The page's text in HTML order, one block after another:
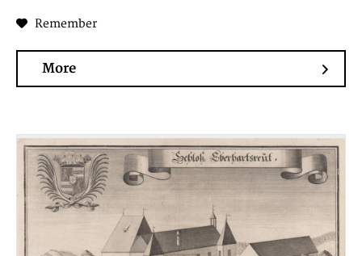
Remember
More